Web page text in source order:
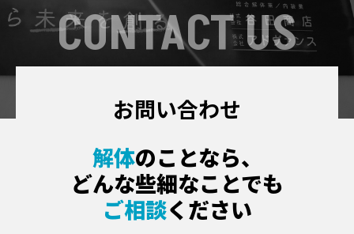
CONTACT US
お問い合わせ
解体のことなら、
どんな些細なことでも
ご相談ください